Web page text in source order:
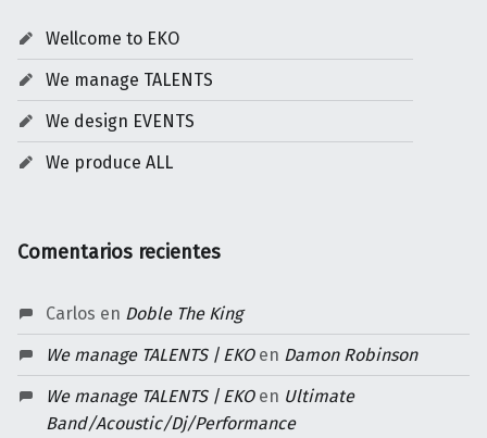
Wellcome to EKO
We manage TALENTS
We design EVENTS
We produce ALL
Comentarios recientes
Carlos en Doble The King
We manage TALENTS | EKOen Damon Robinson
We manage TALENTS | EKOen Ultimate
Band/Acoustic/Dj/Performance